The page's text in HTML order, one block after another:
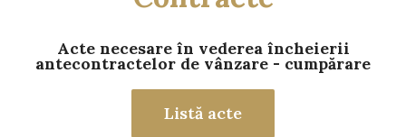
Acte necesare în vederea încheierii
antecontractelor de vânzare - cumpărare
Listă acte